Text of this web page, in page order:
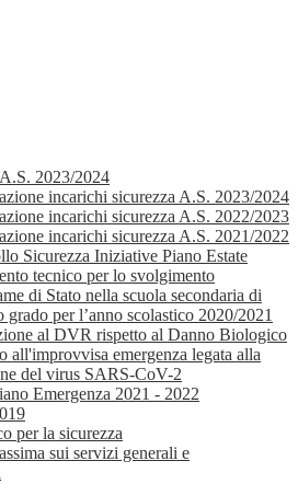
2023/2024
incarichi sicurezza A.S. 2023/2024
incarichi sicurezza A.S. 2022/2023
incarichi sicurezza A.S. 2021/2022
Sicurezza Iniziative Piano Estate
tecnico per lo svolgimento
di Stato nella scuola secondaria di
grado per l’anno scolastico 2020/2021
al DVR rispetto al Danno Biologico
all'improvvisa emergenza legata alla
del virus SARS-CoV-2
Emergenza 2021 - 2022
per la sicurezza
sui servizi generali e